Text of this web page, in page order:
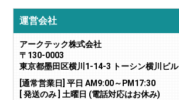
運営会社
アークテック株式会社
〒130-0003
東京都墨田区横川1-14-3 トーシン横川ビル
[通常営業日] 平日 AM9:00～PM17:30
[ 発送のみ ] 土曜日 (電話対応はお休み)